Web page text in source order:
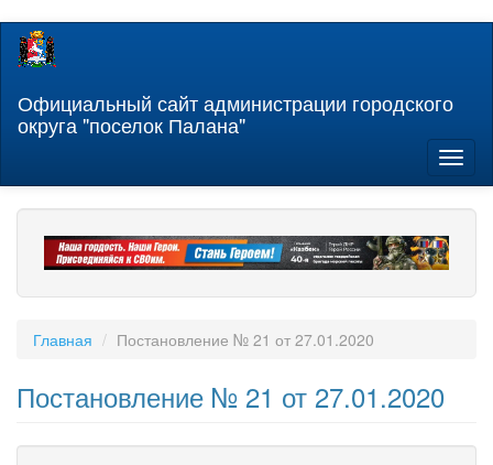
Перейти
содержанию
Официальный сайт администрации городского
округа "поселок Палана"
Главная Постановление № 21 от 27.01.2020
Постановление № 21 от 27.01.2020